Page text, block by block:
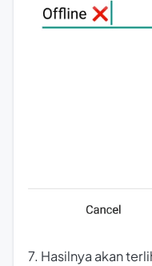
7. Hasilnya akan